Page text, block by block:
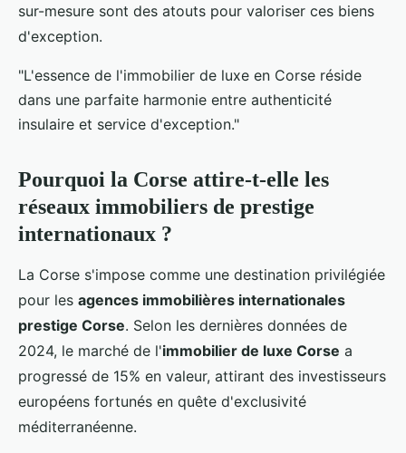
sur-mesure sont des atouts pour valoriser ces biens
d'exception.
"L'essence de l'immobilier de luxe en Corse réside
dans une parfaite harmonie entre authenticité
insulaire et service d'exception."
Pourquoi la Corse attire-t-elle les
réseaux immobiliers de prestige
internationaux ?
La Corse s'impose comme une destination privilégiée
pour les agences immobilières internationales
prestige Corse. Selon les dernières données de
2024, le marché de l'immobilier de luxe Corse a
progressé de 15% en valeur, attirant des investisseurs
européens fortunés en quête d'exclusivité
méditerranéenne.